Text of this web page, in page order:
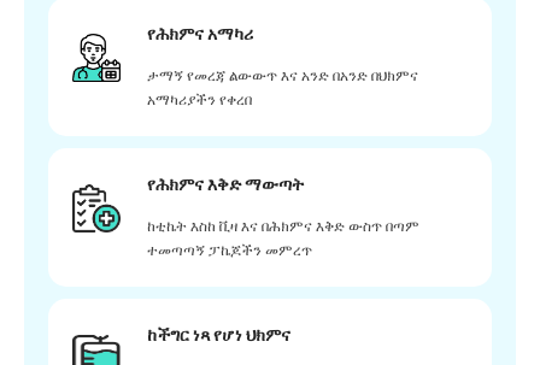
የሕክምና አማካሪ
ታማኝ የመረጃ ልውውጥ እና አንድ በአንድ በህክምና
አማካሪያችን የቀረበ
የሕክምና እቅድ ማውጣት
ከቲኬት እስከ ቪዛ እና በሕክምና እቅድ ውስጥ በጣም
ተመጣጣኝ ፓኬጆችን መምረጥ
ከችግር ነጻ የሆነ ህክምና